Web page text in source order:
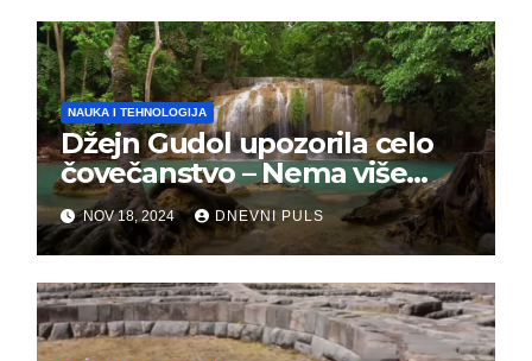
NAUKA I TEHNOLOGIJA
Džejn Gudol upozorila celo
čovečanstvo – Nema više
vremena, masovno
izumiranje je počelo
NOV 18, 2024 DNEVNI PULS